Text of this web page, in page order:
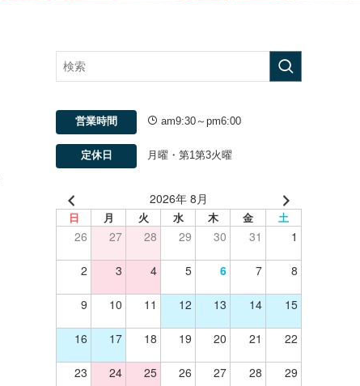
営業時間 am9:30～pm6:00
定休日 月曜・第1第3火曜
2026年 8月
日 月 火 水 木 金 土
26 27 28 29 30 31 1
2 3 4 5 6 7 8
9 10 11 12 13 14 15
16 17 18 19 20 21 22
23 24 25 26 27 28 29